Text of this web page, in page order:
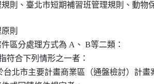
理規則、臺北市短期補習班管理規則、動
則
件區分處理方式為 A、 B等二類：
指符合下列情形之一者：
於台北市主要計畫商業區（通盤檢討）計